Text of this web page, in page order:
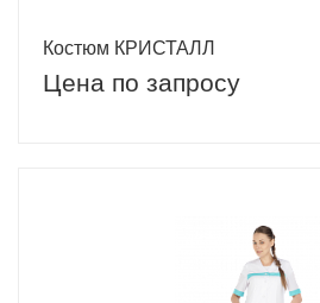
Костюм КРИСТАЛЛ
Цена по запросу